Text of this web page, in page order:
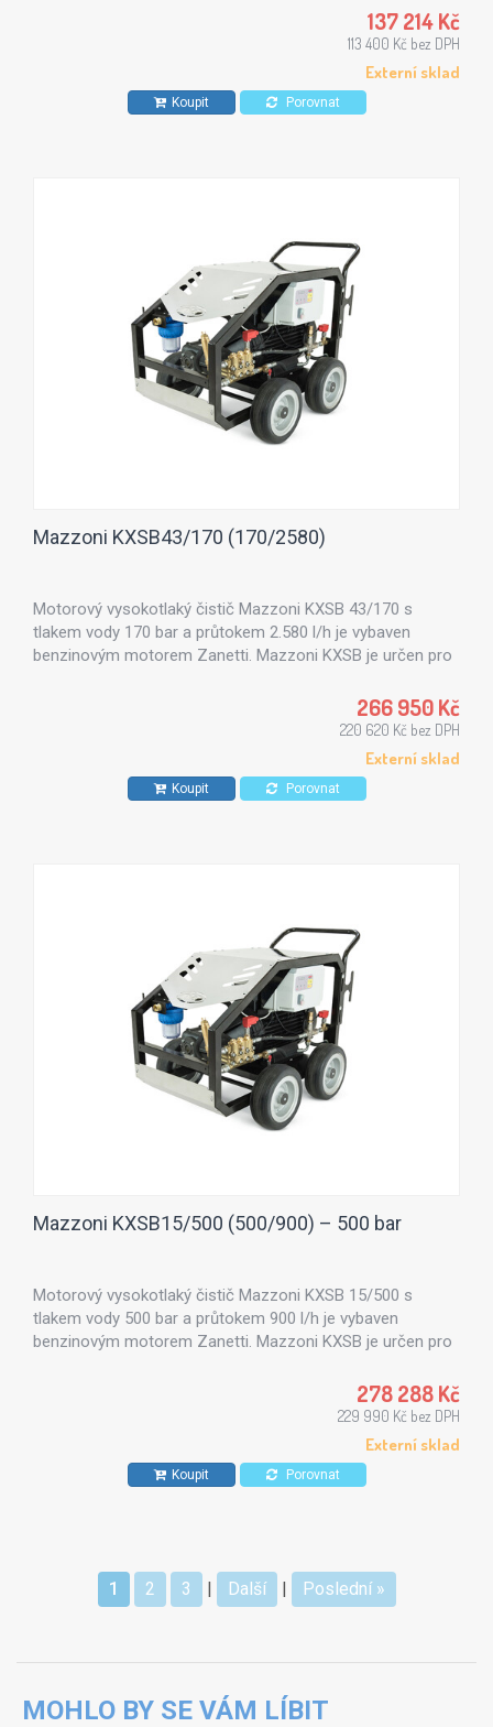
137 214 Kč
113 400 Kč bez DPH
Externí sklad
Koupit Porovnat
Mazzoni KXSB43/170 (170/2580)
Motorový vysokotlaký čistič Mazzoni KXSB 43/170 s
tlakem vody 170 bar a průtokem 2.580 l/h je vybaven
benzinovým motorem Zanetti. Mazzoni KXSB je určen pro
stavebnictví, všeobecném průmyslu, strojírenství a všude
tam, kde je třeba velmi vysoký výkon včetně vysoké
životnosti stroje. Vhodný pro místa bez přívodu elektrické
266 950 Kč
220 620 Kč bez DPH
Externí sklad
Koupit Porovnat
Mazzoni KXSB15/500 (500/900) – 500 bar
Motorový vysokotlaký čistič Mazzoni KXSB 15/500 s
tlakem vody 500 bar a průtokem 900 l/h je vybaven
benzinovým motorem Zanetti. Mazzoni KXSB je určen pro
stavebnictví, všeobecném průmyslu, strojírenství a všude
tam, kde je třeba velmi vysoký výkon včetně vysoké
životnosti stroje. Vhodný pro místa bez přívodu elektrické
278 288 Kč
229 990 Kč bez DPH
Externí sklad
Koupit Porovnat
1 2 3 | Další | Poslední »
MOHLO BY SE VÁM LÍBIT